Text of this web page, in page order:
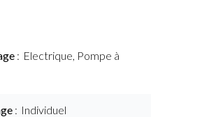
Electrique, Pompe à
Individuel